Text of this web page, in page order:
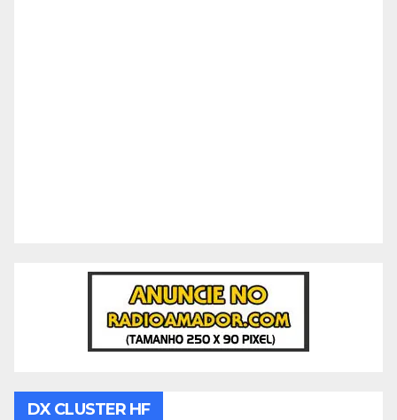
DX CLUSTER HF